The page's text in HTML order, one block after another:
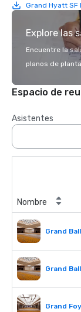
Grand Hyatt SF
Explore las
Encuentre la
planos de
Espacio de
Asistentes
Nombre
Grand
Grand